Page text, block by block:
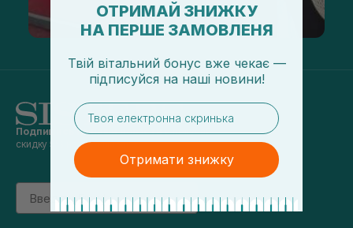
Подпишись на наши новостии получай
скидку 5% на первый заказ
Email
підписатись
ОТРИМАЙ ЗНИЖКУ
НА ПЕРШЕ ЗАМОВЛЕНЯ
Твій вітальний бонус вже чекає —
підписуйся на наші новини!
email
Отримати знижку